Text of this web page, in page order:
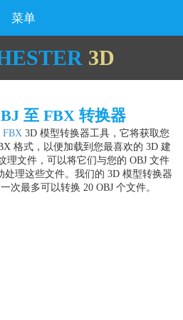
菜单
3D
至 FBX 转换器
FBX 3D 模型转换器工具，它将获取您
格式，以便加载到您最喜欢的 3D 建
理文件，可以将它们与您的 OBJ 文件
理这些文件。我们的 3D 模型转换器
次最多可以转换 20 OBJ 个文件。